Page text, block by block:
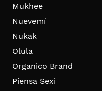
Mukhee
Nuevemí
Nukak
Olula
Organico Brand
Piensa Sexi